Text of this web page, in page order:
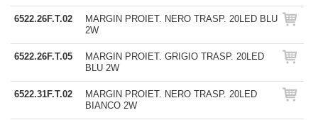
6522.26F.T.02
MARGIN PROIET. NERO TRASP. 20LED BLU
2W
6522.26F.T.05
MARGIN PROIET. GRIGIO TRASP. 20LED
BLU 2W
6522.31F.T.02
MARGIN PROIET. NERO TRASP. 20LED
BIANCO 2W